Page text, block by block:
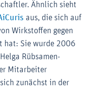
Ähnlich sieht
Externer-Link
aus, die sich auf
Wirkstoffen gegen
hat: Sie wurde 2006
Link (Öffnet im
Rübsamen-
Mitarbeiter
zunächst in der